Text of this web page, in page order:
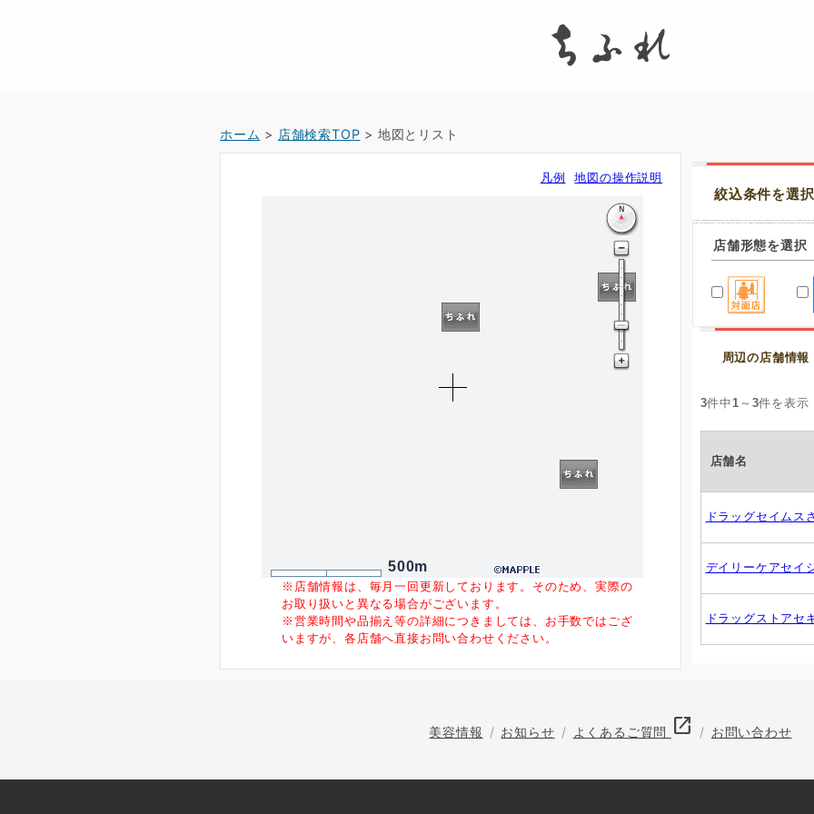
ホーム > 店舗検索TOP > 地図とリスト
凡例 地図の操作説明
500m
※店舗情報は、毎月一回更新しております。そのため、実際の
お取り扱いと異なる場合がございます。
※営業時間や品揃え等の詳細につきましては、お手数ではござ
いますが、各店舗へ直接お問い合わせください。
絞込条件を選
店舗形態を選択
周辺の店舗情報
3件中 1 ～ 3件を表示
店舗名
ドラッグセイムス
デイリーケアセイ
ドラッグストアセ
美容情報 お知らせ よくあるご質問 open_in_new お問い合わせ